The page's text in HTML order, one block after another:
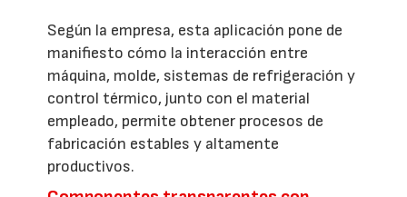
Según la empresa, esta aplicación pone de
manifiesto cómo la interacción entre
máquina, molde, sistemas de refrigeración y
control térmico, junto con el material
empleado, permite obtener procesos de
fabricación estables y altamente
productivos.